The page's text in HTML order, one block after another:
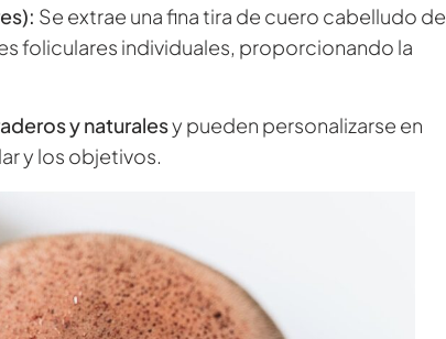
Se extrae una fina tira de cuero cabelludo de
foliculares individuales, proporcionando la
y naturalesy pueden personalizarse en
y los objetivos.